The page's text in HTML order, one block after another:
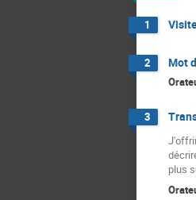
1
2 Mot
3
plus